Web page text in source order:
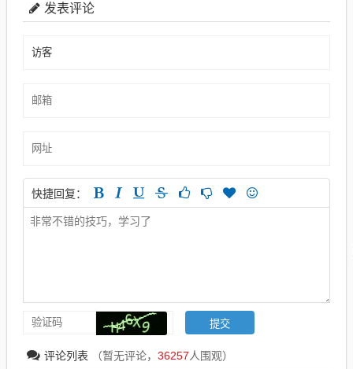
发表评论
快捷回复：
评论列表 （暂无评论， 36257人围观）